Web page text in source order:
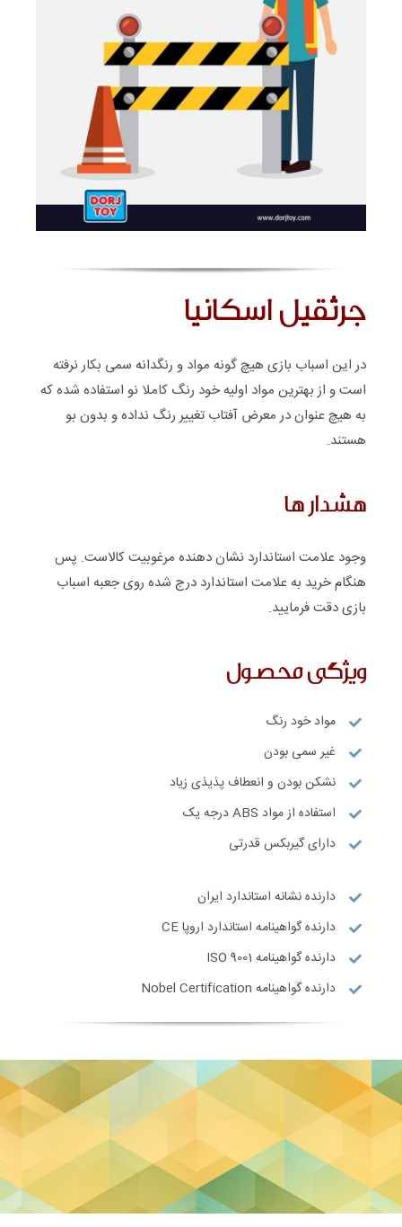
جرثقیل اسکانیا
در این اسباب بازی هیچ گونه مواد و رنگدانه سمی بکار نرفته
است و از بهترین مواد اولیه خود رنگ کاملا نو استفاده شده که
به هیچ عنوان در معرض آفتاب تغییر رنگ نداده و بدون بو
هستند.
هشدار ها
وجود علامت استاندارد نشان دهنده مرغوبیت کالاست. پس
هنگام خرید به علامت استاندارد درج شده روی جعبه اسباب
بازی دقت فرمایید.
ویژگی محصول
مواد خود رنگ
غیر سمی بودن
نشکن بودن و انعطاف پذیذی زیاد
استفاده از مواد ABS درجه یک
دارای گیربکس قدرتی
دارنده نشانه استاندارد ایران
دارنده گواهینامه استاندارد اروپا CE
دارنده گواهینامه ISO 9001
دارنده گواهینامه Nobel Certification